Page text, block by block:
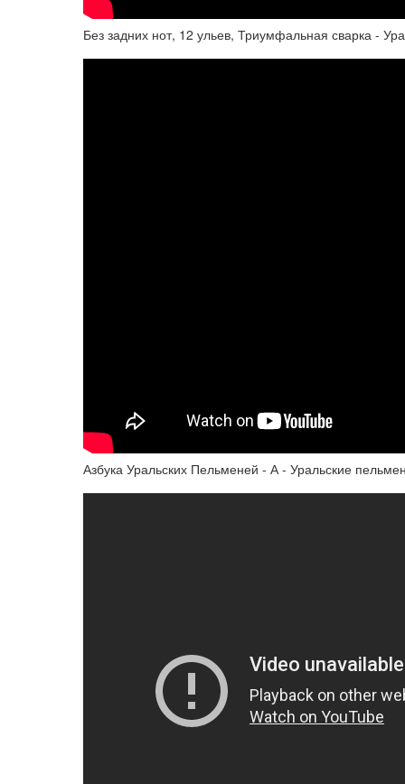
Без задних нот, 12 ульев, Триумфальная сварка -
Азбука Уральских Пельменей - А - Уральские